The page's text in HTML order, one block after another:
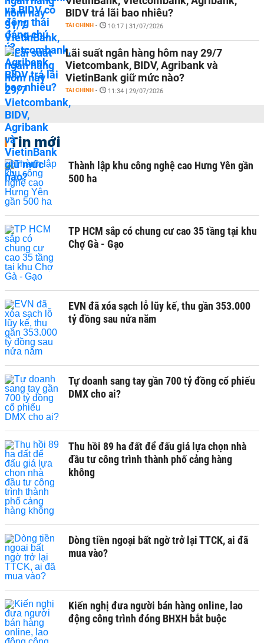
BIDV trả lãi bao nhiêu?
TÀI CHÍNH - 10:17 | 31/07/2026
Lãi suất ngân hàng hôm nay 29/7
Vietcombank, BIDV, Agribank và
VietinBank giữ mức nào?
TÀI CHÍNH - 11:34 | 29/07/2026
Tin mới
Thành lập khu công nghệ cao Hưng Yên gần
500 ha
TP HCM sắp có chung cư cao 35 tầng tại khu
Chợ Gà - Gạo
EVN đã xóa sạch lỗ lũy kế, thu gần 353.000
tỷ đồng sau nửa năm
Tự doanh sang tay gần 700 tỷ đồng cổ phiếu
DMX cho ai?
Thu hồi 89 ha đất để đấu giá lựa chọn nhà
đầu tư công trình thành phố cảng hàng
không
Dòng tiền ngoại bất ngờ trở lại TTCK, ai đã
mua vào?
Kiến nghị đưa người bán hàng online, lao
động công trình đóng BHXH bắt buộc